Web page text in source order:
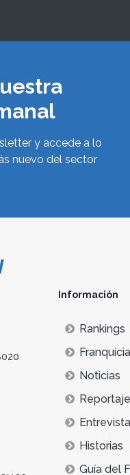
y accede a lo
nuevo del sector
Información
Rankings
Noticias
Historias
Guía del